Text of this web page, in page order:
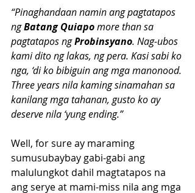
“Pinaghandaan namin ang pagtatapos
ng Batang Quiapo more than sa
pagtatapos ng Probinsyano. Nag-ubos
kami dito ng lakas, ng pera. Kasi sabi ko
nga, ‘di ko bibiguin ang mga manonood.
Three years nila kaming sinamahan sa
kanilang mga tahanan, gusto ko ay
deserve nila ‘yung ending.”
Well, for sure ay maraming
sumusubaybay gabi-gabi ang
malulungkot dahil magtatapos na
ang serye at mami-miss nila ang mga